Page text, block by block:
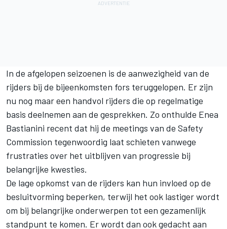
In de afgelopen seizoenen is de aanwezigheid van de
rijders bij de bijeenkomsten fors teruggelopen. Er zijn
nu nog maar een handvol rijders die op regelmatige
basis deelnemen aan de gesprekken. Zo onthulde Enea
Bastianini recent dat hij de meetings van de Safety
Commission tegenwoordig laat schieten vanwege
frustraties over het uitblijven van progressie bij
belangrijke kwesties.
De lage opkomst van de rijders kan hun invloed op de
besluitvorming beperken, terwijl het ook lastiger wordt
om bij belangrijke onderwerpen tot een gezamenlijk
standpunt te komen. Er wordt dan ook gedacht aan